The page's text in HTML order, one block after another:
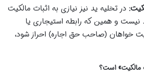
در تخلیه ید نیز نیازی به اثبات مالکیت
نیست و همین که رابطه استیجاری یا
خواهان (صاحب حق اجاره) احراز شود،
مالکیت» است؟